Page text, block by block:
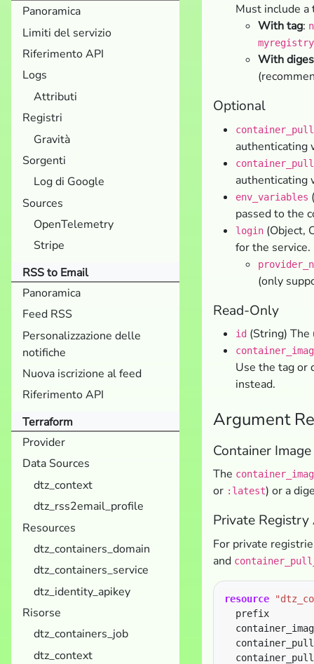
Panoramica
Limiti del servizio
Riferimento API
Logs
Attributi
Registri
Gravità
Sorgenti
Log di Google
Sources
OpenTelemetry
Stripe
RSS to Email
Panoramica
Feed RSS
Personalizzazione delle
notifiche
Nuova iscrizione al feed
Riferimento API
Terraform
Provider
Data Sources
dtz_context
dtz_rss2email_profile
Resources
dtz_containers_domain
dtz_containers_service
dtz_identity_apikey
Risorse
dtz_containers_job
dtz_context
Must include a
With tag:
With
Optional
authenticating
authenticating
env_variables
passed to the
login (Object,
for the
(only
Read-Only
id (String)
Use the tag
instead.
Argument
Container
The
or :latest) or a
Private
For private
and
resource